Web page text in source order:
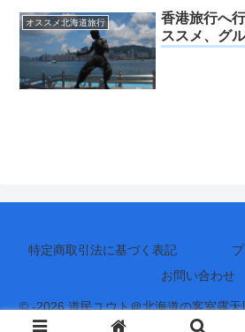
オススメ北海道旅行
香港旅行へ
ススメ、グ
特定商取引法に基づく表記
お問い合わせ
© -2026 道民ユウト＠北海道の客室露
く、北海道の楽しい旅